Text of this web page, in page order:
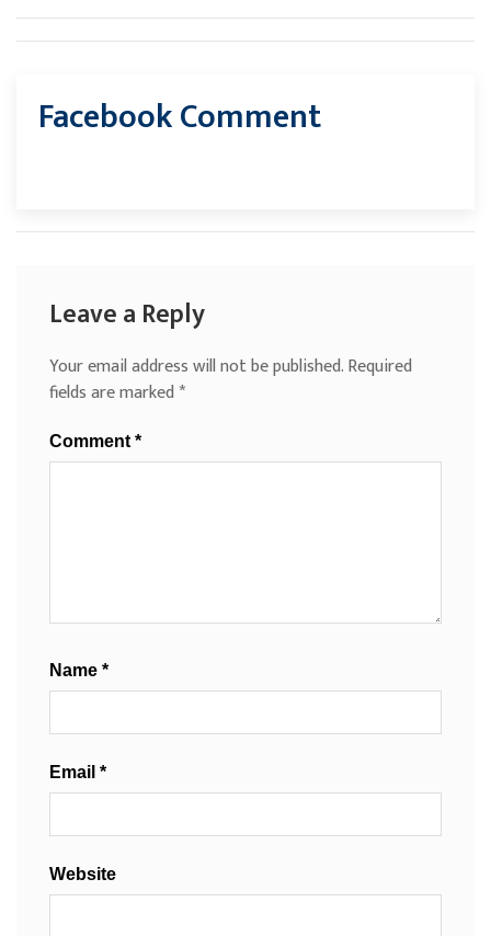
Facebook Comment
Leave a Reply
Your email address will not be published.Required
fields are marked*
Comment *
Name *
Email *
Website